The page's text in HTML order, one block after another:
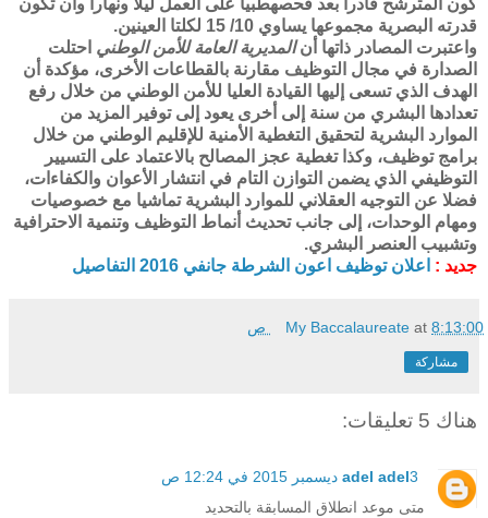
قدرته البصرية مجموعها يساوي 10/ 15 لكلتا العينين.
واعتبرت المصادر ذاتها أنالمديرية العامة للأمن الوطني احتلت
الصدارة في مجال التوظيف مقارنة بالقطاعات الأخرى، مؤكدة أن
الهدف الذي تسعى إليها القيادة العليا للأمن الوطني من خلال رفع
تعدادها البشري من سنة إلى أخرى يعود إلى توفير المزيد من
الموارد البشرية لتحقيق التغطية الأمنية للإقليم الوطني من خلال
برامج توظيف، وكذا تغطية عجز المصالح بالاعتماد على التسيير
التوظيفي الذي يضمن التوازن التام في انتشار الأعوان والكفاءات،
فضلا عن التوجيه العقلاني للموارد البشرية تماشيا مع خصوصيات
ومهام الوحدات، إلى جانب تحديث أنماط التوظيف وتنمية الاحترافية
وتشبيب العنصر البشري.
جديد : اعلان توظيف اعون الشرطة جانفي 2016 التفاصيل
My Baccalaureateat8:13:00 ص
مشاركة
هناك 5 تعليقات:
adel adel3 ديسمبر 2015 في 12:24 ص
متی موعد انطلاق المسابقة بالتحديد